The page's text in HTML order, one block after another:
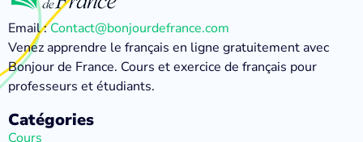
Email :Contact@bonjourdefrance.com
Venez apprendre le français en ligne gratuitement avec
Bonjour de France. Cours et exercice de français pour
professeurs et étudiants.
Catégories
Cours